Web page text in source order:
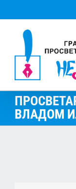
to
ВЛАДОМ